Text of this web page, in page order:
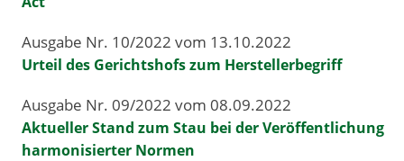
Ausgabe Nr. 10/2022 vom 13.10.2022
Urteil des Gerichtshofs zum Herstellerbegriff
Ausgabe Nr. 09/2022 vom 08.09.2022
Aktueller Stand zum Stau bei der Veröffentlichung
harmonisierter Normen